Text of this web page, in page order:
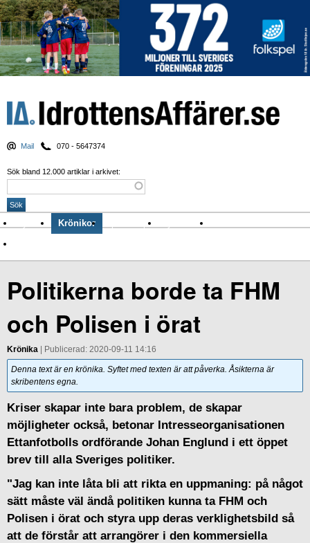
Mail 070 - 5647374
Sök bland 12.000 artiklar i arkivet:
Nyheter Krönikor Sport & spel Nyhetsbrev
Politikerna borde ta FHM
och Polisen i örat
Krönika | Publicerad: 2020-09-11 14:16
Denna text är en krönika. Syftet med texten är att påverka. Åsikterna är
skribentens egna.
Kriser skapar inte bara problem, de skapar
möjligheter också, betonar Intresseorganisationen
Ettanfotbolls ordförande Johan Englund i ett öppet
brev till alla Sveriges politiker.
"Jag kan inte låta bli att rikta en uppmaning: på något
sätt måste väl ändå politiken kunna ta FHM och
Polisen i örat och styra upp deras verklighetsbild så
att de förstår att arrangörer i den kommersiella